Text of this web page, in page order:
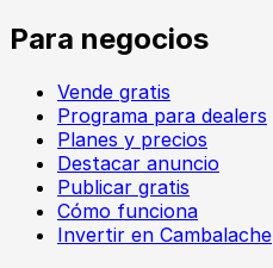
Para negocios
Vende gratis
Programa para dealers
Planes y precios
Destacar anuncio
Publicar gratis
Cómo funciona
Invertir en Cambalache